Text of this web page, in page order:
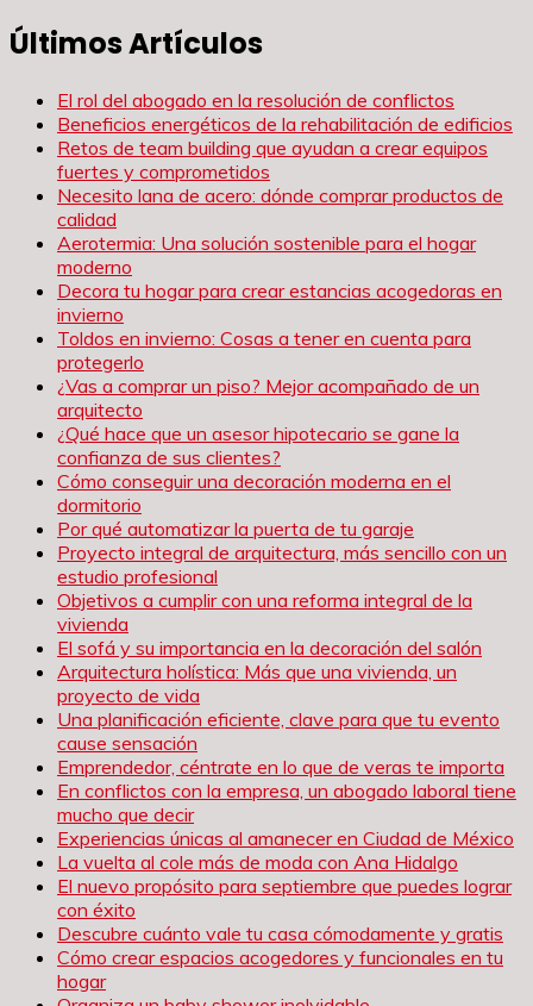
entradas
Últimos Artículos
El rol del abogado en la resolución de conflictos
Beneficios energéticos de la rehabilitación de edificios
Retos de team building que ayudan a crear equipos
fuertes y comprometidos
Necesito lana de acero: dónde comprar productos de
calidad
Aerotermia: Una solución sostenible para el hogar
moderno
Decora tu hogar para crear estancias acogedoras en
invierno
Toldos en invierno: Cosas a tener en cuenta para
protegerlo
¿Vas a comprar un piso? Mejor acompañado de un
arquitecto
¿Qué hace que un asesor hipotecario se gane la
confianza de sus clientes?
Cómo conseguir una decoración moderna en el
dormitorio
Por qué automatizar la puerta de tu garaje
Proyecto integral de arquitectura, más sencillo con un
estudio profesional
Objetivos a cumplir con una reforma integral de la
vivienda
El sofá y su importancia en la decoración del salón
Arquitectura holística: Más que una vivienda, un
proyecto de vida
Una planificación eficiente, clave para que tu evento
cause sensación
Emprendedor, céntrate en lo que de veras te importa
En conflictos con la empresa, un abogado laboral tiene
mucho que decir
Experiencias únicas al amanecer en Ciudad de México
La vuelta al cole más de moda con Ana Hidalgo
El nuevo propósito para septiembre que puedes lograr
con éxito
Descubre cuánto vale tu casa cómodamente y gratis
Cómo crear espacios acogedores y funcionales en tu
hogar